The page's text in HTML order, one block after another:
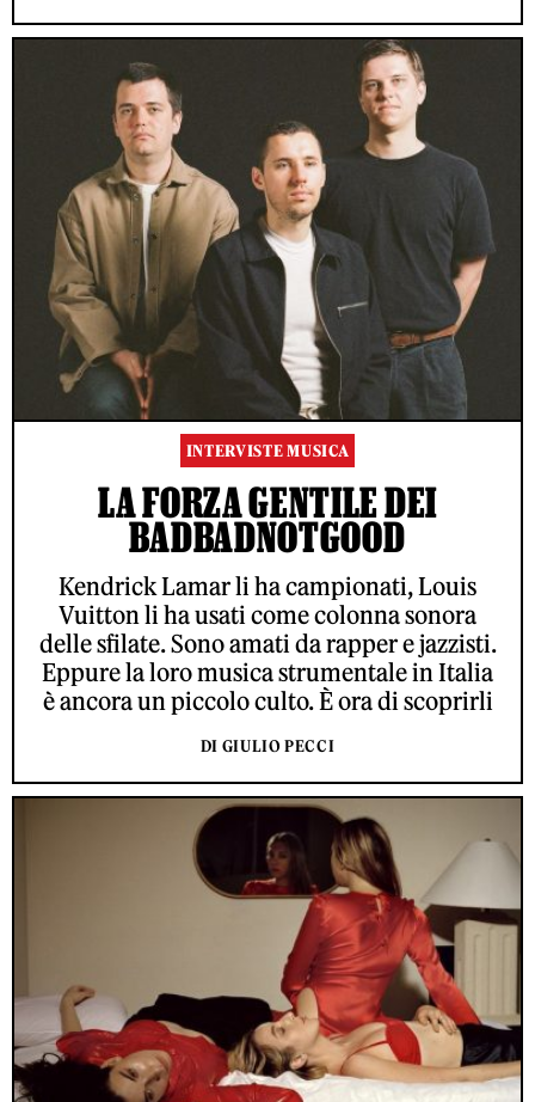
INTERVISTE MUSICA
LA FORZA GENTILE DEI
BADBADNOTGOOD
Kendrick Lamar li ha campionati, Louis
Vuitton li ha usati come colonna sonora
delle sfilate. Sono amati da rapper e jazzisti.
Eppure la loro musica strumentale in Italia
è ancora un piccolo culto. È ora di scoprirli
DI GIULIO PECCI